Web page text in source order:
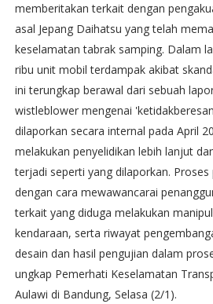
memberitakan terkait dengan
asal Jepang Daihatsu yang telah
keselamatan tabrak samping. Dalam
ribu unit mobil terdampak akibat
ini terungkap berawal dari sebuah
wistleblower mengenai
dilaporkan secara internal pada April
melakukan penyelidikan lebih lanjut
terjadi seperti yang dilaporkan. Proses
dengan cara mewawancarai
terkait yang diduga melakukan
kendaraan, serta riwayat
desain dan hasil pengujian dalam
ungkap Pemerhati Keselamatan
Aulawi di Bandung, Selasa (2/1).